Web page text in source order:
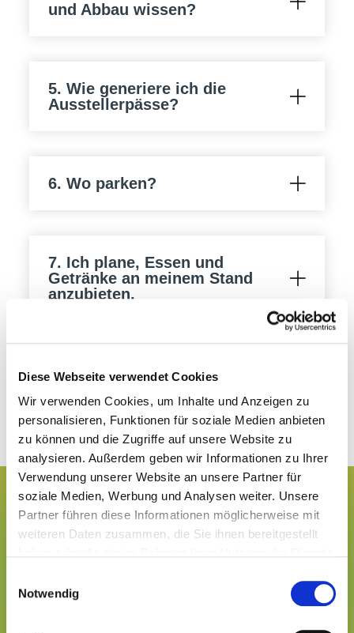
Diese Webseite verwendet Cookies
Wir verwenden Cookies, um Inhalte und Anzeigen zu
personalisieren, Funktionen für soziale Medien anbieten
zu können und die Zugriffe auf unsere Website zu
analysieren. Außerdem geben wir Informationen zu Ihrer
Verwendung unserer Website an unsere Partner für
soziale Medien, Werbung und Analysen weiter. Unsere
Partner führen diese Informationen möglicherweise mit
weiteren Daten zusammen, die Sie ihnen bereitgestellt
Notwendig
und Abbau wissen?
5. Wie generiere ich die
Ausstellerpässe?
6. Wo parken?
7. Ich plane, Essen und
Getränke an meinem Stand
anzubieten.
8. Was passiert nach meiner
Hast du weitere Fragen
zur Teilnahme?
aus kannst du weitere nützliche